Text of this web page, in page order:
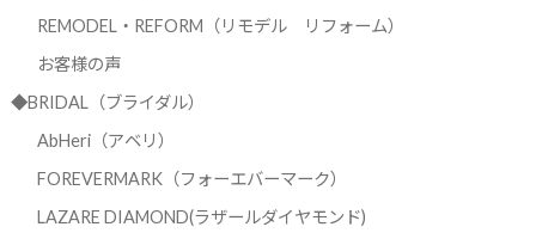
REMODEL・REFORM（リモデル リフォーム）
お客様の声
◆BRIDAL（ブライダル）
AbHeri（アベリ）
FOREVERMARK（フォーエバーマーク）
LAZARE DIAMOND(ラザールダイヤモンド)